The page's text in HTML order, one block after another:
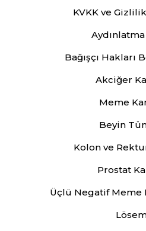
KVKK ve
Bağışçı Hakları
Akciğer
Meme
Beyin
Kolon ve
Prostat
Üçlü Negatif Meme